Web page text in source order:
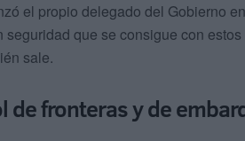
el propio delegado del Gobierno
seguridad que se consigue con
sale.
de fronteras y de